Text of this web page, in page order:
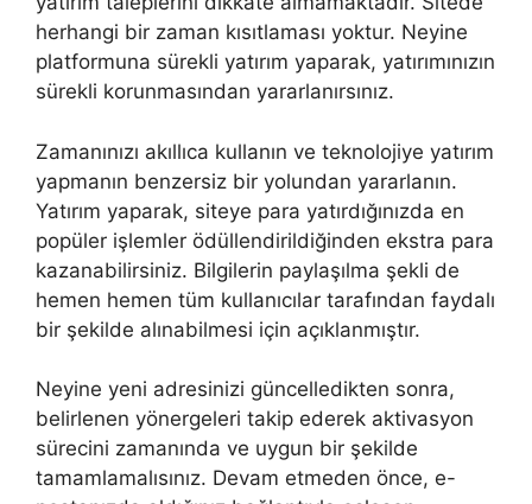
herhangi bir zaman kısıtlaması yoktur. Neyine
platformuna sürekli yatırım yaparak, yatırımınızın
sürekli korunmasından yararlanırsınız.
Zamanınızı akıllıca kullanın ve teknolojiye yatırım
yapmanın benzersiz bir yolundan yararlanın.
Yatırım yaparak, siteye para yatırdığınızda en
popüler işlemler ödüllendirildiğinden ekstra para
kazanabilirsiniz. Bilgilerin paylaşılma şekli de
hemen hemen tüm kullanıcılar tarafından faydalı
bir şekilde alınabilmesi için açıklanmıştır.
Neyine yeni adresinizi güncelledikten sonra,
belirlenen yönergeleri takip ederek aktivasyon
sürecini zamanında ve uygun bir şekilde
tamamlamalısınız. Devam etmeden önce, e-